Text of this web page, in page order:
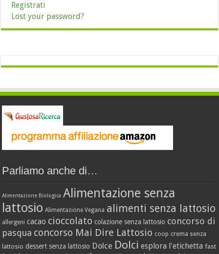
Registrati
Lost your password?
Parliamo anche di…
Alimentazione Biologica Alimentazione senza
lattosio Alimentazione Vegana alimenti senza lattosio
allergeni cacao cioccolato colazione senza lattosio concorso di
pasqua concorso Mai Dire Lattosio coop crema senza
lattosio dessert senza lattosio Dolce Dolci esplora l'etichetta fast